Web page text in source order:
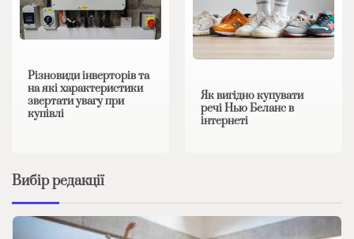
Різновиди інверторів та
на які характеристики
звертати увагу при
купівлі
Як вигідно купувати
речі Нью Беланс в
інтернеті
Вибір редакції